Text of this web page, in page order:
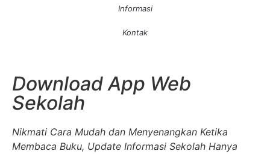
Informasi
Kontak
Download App Web
Sekolah
Nikmati Cara Mudah dan Menyenangkan Ketika
Membaca Buku, Update Informasi Sekolah Hanya